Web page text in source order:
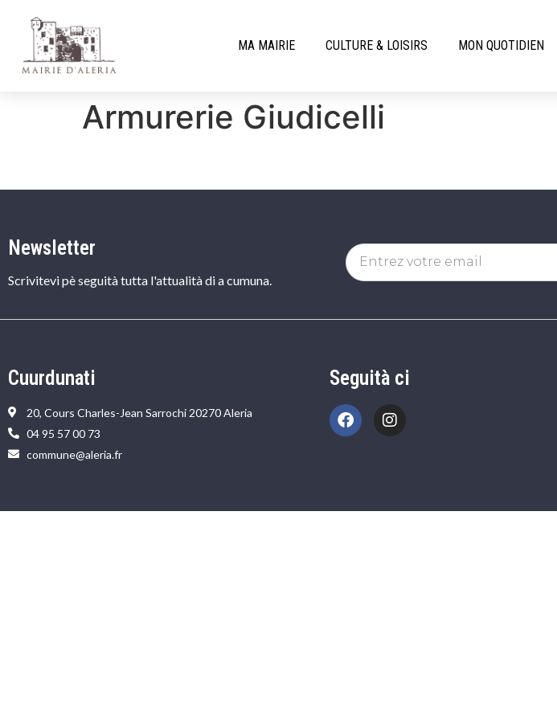
MA MAIRIE CULTURE & LOISIRS MON QUOTIDIEN
Armurerie Giudicelli
Newsletter
Scrivitevi pè seguità tutta l'attualità di a cumuna.
Cuurdunati
20, Cours Charles-Jean Sarrochi 20270 Aleria
04 95 57 00 73
commune@aleria.fr
Seguità ci